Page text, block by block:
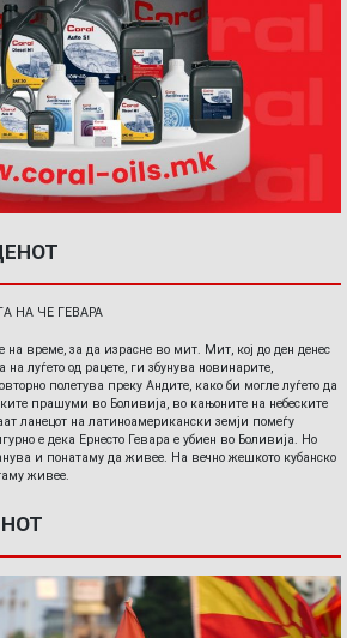
НА ЧЕ ГЕВАРА
на време, за да израсне во мит. Мит, кој до ден денес
луѓето од рацете, ги збунува новинарите,
полетува преку Андите, како би могле луѓето да
прашуми во Боливија, во кањоните на небеските
ланецот на латиноамерикански земји помеѓу
е дека Ернесто Гевара е убиен во Боливија. Но
и понатаму да живее. На вечно жешкото кубанско
живее.